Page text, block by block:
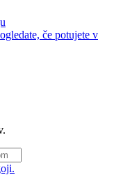
če potujete v